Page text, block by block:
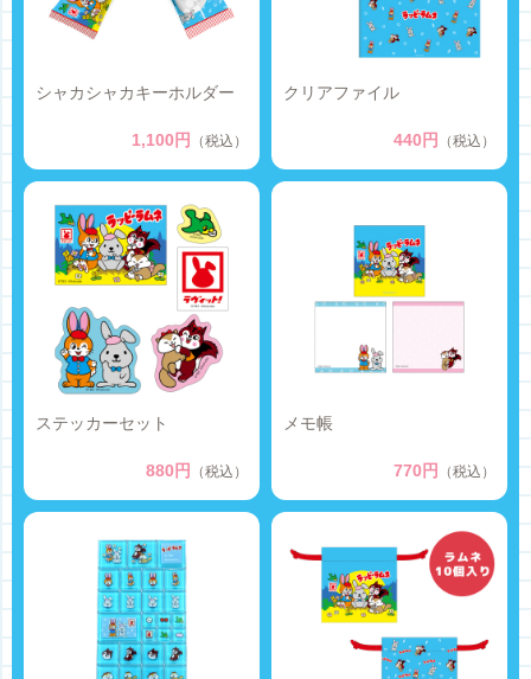
シャカシャカキーホルダー
1,100円 （税込）
クリアファイル
440円 （税込）
ステッカーセット
880円 （税込）
メモ帳
770円 （税込）